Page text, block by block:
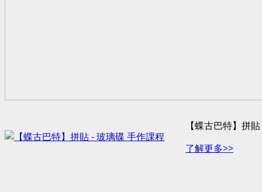
【蝶古巴特】拼
了解更多>>